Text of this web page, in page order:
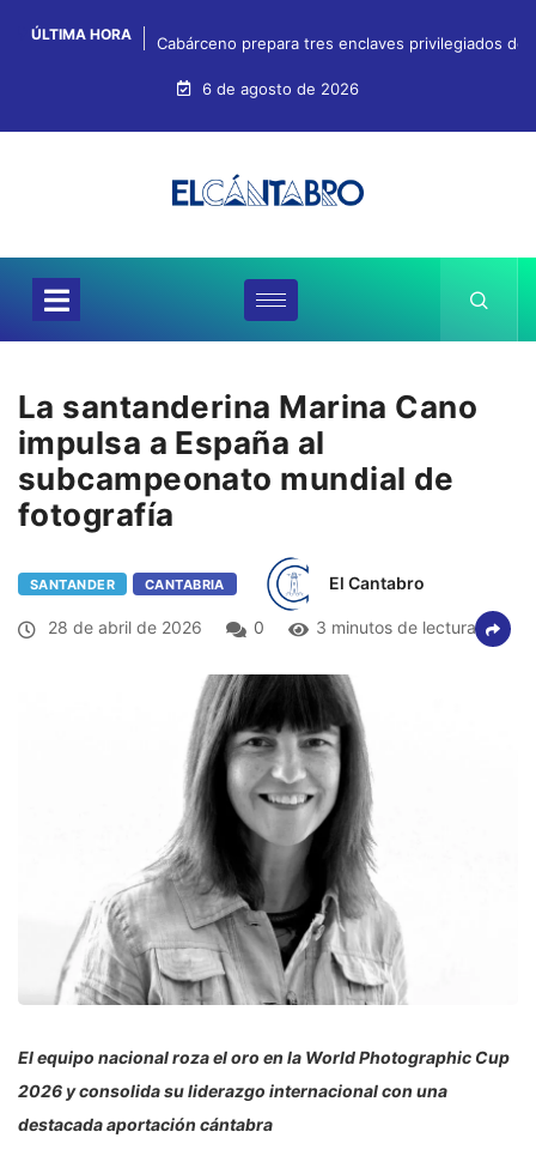
ÚLTIMA HORA Cabárceno prepara tres enclaves privilegiados
6 de agosto de 2026
La santanderina Marina Cano
impulsa a España al
subcampeonato mundial de
fotografía
SANTANDER CANTABRIA El Cantabro
28 de abril de 2026 0 3 minutos de lectura
El equipo nacional roza el oro en la World Photographic Cup
2026 y consolida su liderazgo internacional con una
destacada aportación cántabra